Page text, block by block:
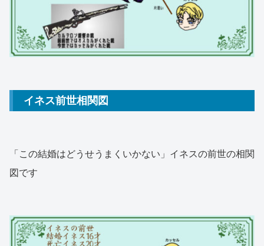
イネス前世相関図
「この結婚はどうせうまくいかない」イネスの前世の相関
図です